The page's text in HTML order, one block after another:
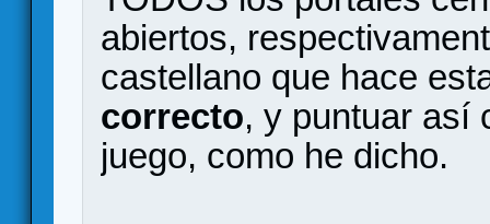
abiertos,
castellano que hace
correcto, y puntuar así
juego, como he dicho.